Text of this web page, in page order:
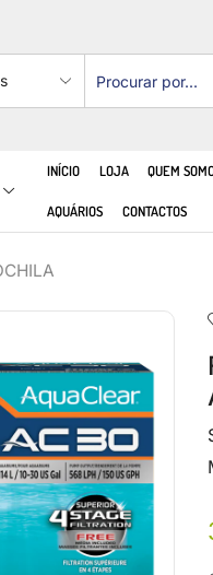
INÍCIO LOJA QUEM
AQUÁRIOS CONTACTOS